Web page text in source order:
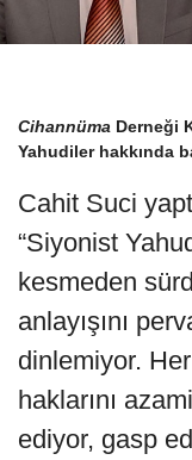
Cihannüma Derneği
Yahudiler hakkında
Cahit Suci
“Siyonist
kesmeden
anlayışını
dinlemiyor.
haklarını
ediyor, gasp